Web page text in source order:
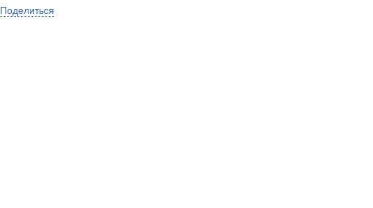
Поделиться